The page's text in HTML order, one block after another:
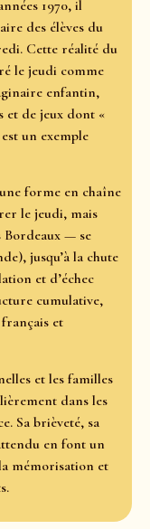
1970, il
des élèves du
Cette réalité du
le jeudi comme
enfantin,
et de jeux dont «
un exemple
forme en chaîne
le jeudi, mais
Bordeaux — se
jusqu’à la chute
et d’échec
cumulative,
et
et les familles
dans les
Sa brièveté, sa
en font un
mémorisation et